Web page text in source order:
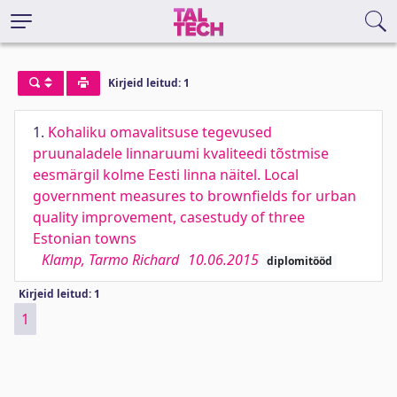
Kirjeid leitud: 1
1. Kohaliku omavalitsuse tegevused
pruunaladele linnaruumi kvaliteedi tõstmise
eesmärgil kolme Eesti linna näitel. Local
government measures to brownfields for urban
quality improvement, casestudy of three
Estonian towns
Klamp, Tarmo Richard 10.06.2015 diplomitööd
Kirjeid leitud: 1
1